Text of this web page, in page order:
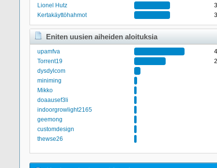
Lionel Hutz
Kertakäyttöhahmot
Eniten uusien aiheiden aloituksia
upamfva
Torrent19
dysdylcom
miniming
Mikko
doaausef3li
indoorgrowlight2165
geemong
customdesign
thewse26